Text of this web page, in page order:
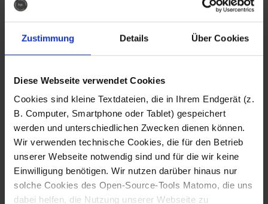
Zustimmung Details Über Cookies
Diese Webseite verwendet Cookies
Cookies sind kleine Textdateien, die in Ihrem Endgerät (z.
B. Computer, Smartphone oder Tablet) gespeichert
werden und unterschiedlichen Zwecken dienen können.
Wir verwenden technische Cookies, die für den Betrieb
unserer Webseite notwendig sind und für die wir keine
Einwilligung benötigen. Wir nutzen darüber hinaus nur
solche Cookies des Open-Source-Tools Matomo, die uns
dabei helfen, die Nutzung unserer Webseite zu
Fotografo: Lorenz
Sternbach
Download
Fotografo: Lorenz
Sternbach
Download